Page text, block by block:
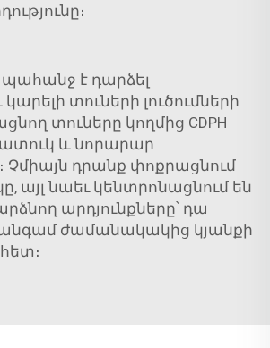
պահանջ է դարձել
տուների լուծումների
տուները կողմից CDPH
և նորարար
Չմիայն դրանք փոքրացնում
այլ նաեւ կենտրոնացնում են
արդյունքները՝ դա
ժամանակակից կյանքի